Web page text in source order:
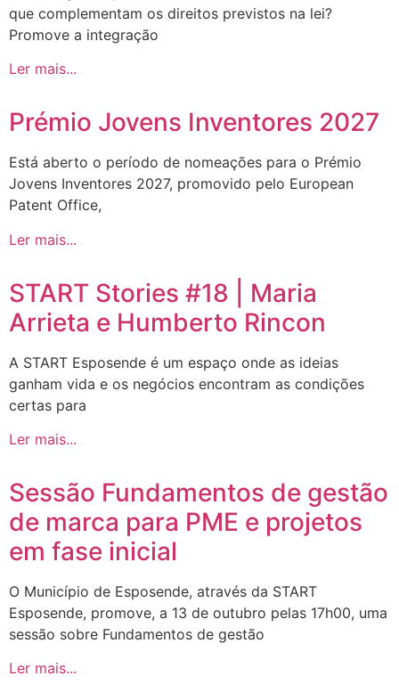
que complementam os direitos previstos na lei?
Promove a integração
Ler mais...
Prémio Jovens Inventores 2027
Está aberto o período de nomeações para o Prémio
Jovens Inventores 2027, promovido pelo European
Patent Office,
Ler mais...
START Stories #18 | Maria
Arrieta e Humberto Rincon
A START Esposende é um espaço onde as ideias
ganham vida e os negócios encontram as condições
certas para
Ler mais...
Sessão Fundamentos de gestão
de marca para PME e projetos
em fase inicial
O Município de Esposende, através da START
Esposende, promove, a 13 de outubro pelas 17h00, uma
sessão sobre Fundamentos de gestão
Ler mais...